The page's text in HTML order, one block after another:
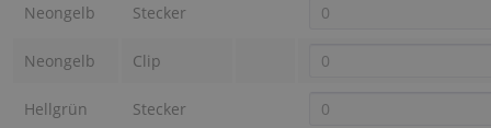
Neongelb Stecker
Neongelb Clip
Hellgrün Stecker